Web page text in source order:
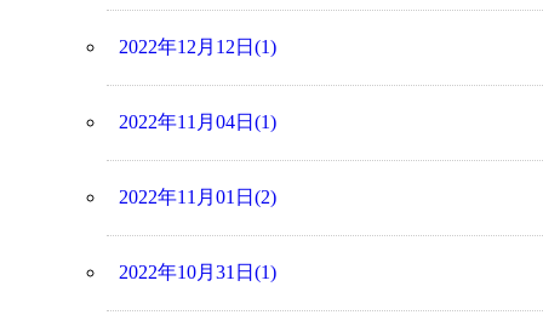
2022年12月12日(1)
2022年11月04日(1)
2022年11月01日(2)
2022年10月31日(1)